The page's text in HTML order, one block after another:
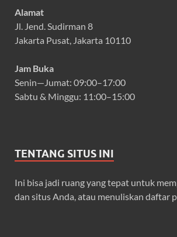
Alamat
Jl. Jend. Sudirman 8
Jakarta Pusat, Jakarta 10110
Jam Buka
Senin—Jumat: 09:00–17:00
Sabtu & Minggu: 11:00–15:00
TENTANG SITUS INI
Ini bisa jadi ruang yang tepat untuk
dan situs Anda, atau menuliskan daftar